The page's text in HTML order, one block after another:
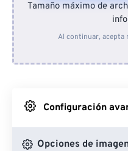
Desde
Desde
Desde
Tamaño máximo de
Al continuar, acepta
Configuración
Opciones de